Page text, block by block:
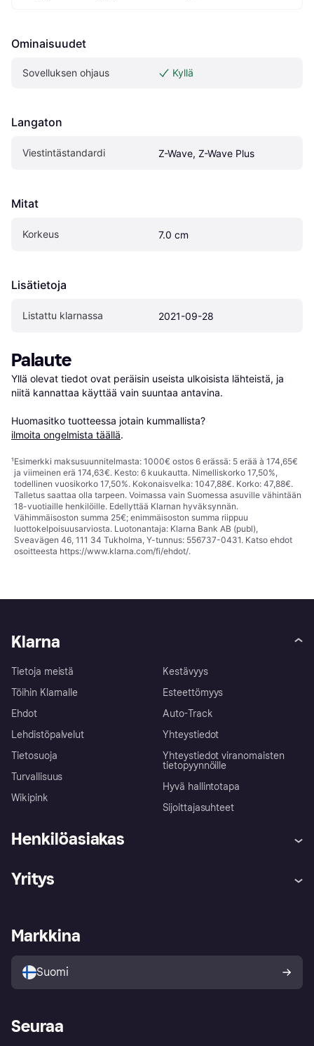
Ominaisuudet
Sovelluksen ohjaus Kyllä
Langaton
Viestintästandardi Z-Wave, Z-Wave Plus
Mitat
Korkeus 7.0 cm
Lisätietoja
Listattu klarnassa 2021-09-28
Palaute
Yllä olevat tiedot ovat peräisin useista ulkoisista lähteistä, ja
niitä kannattaa käyttää vain suuntaa antavina.
Huomasitko tuotteessa jotain kummallista?
ilmoita ongelmista täällä.
¹Esimerkki maksusuunnitelmasta: 1000€ ostos 6 erässä: 5 erää à 174,65€
ja viimeinen erä 174,63€. Kesto: 6 kuukautta. Nimelliskorko 17,50%,
todellinen vuosikorko 17,50%. Kokonaisvelka: 1047,88€. Korko: 47,88€.
Talletus saattaa olla tarpeen. Voimassa vain Suomessa asuville vähintään
18-vuotiaille henkilöille. Edellyttää Klarnan hyväksynnän.
Vähimmäisoston summa 25€; enimmäisoston summa riippuu
luottokelpoisuusarviosta. Luotonantaja: Klarna Bank AB (publ),
Sveavägen 46, 111 34 Tukholma, Y-tunnus: 556737-0431. Katso ehdot
osoitteesta https://www.klarna.com/fi/ehdot/.
Klarna
Tietoja meistä
Töihin Klarnalle
Ehdot
Lehdistöpalvelut
Tietosuoja
Turvallisuus
Wikipink
Kestävyys
Esteettömyys
Auto-Track
Yhteystiedot
Yhteystiedot viranomaisten
tietopyynnöille
Hyvä hallintotapa
Sijoittajasuhteet
Henkilöasiakas
Ohje
Kirjaudu sisään
Tutustu kauppoihin
Ostajan turva
Yritys
Kirjaudu sisään yrityksenä
Markkina
Suomi
Seuraa